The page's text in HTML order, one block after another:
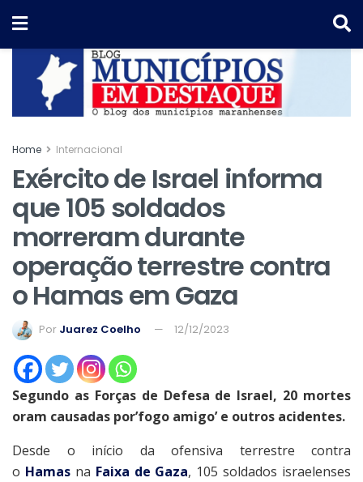
Home Internacional
Exército de Israel informa
que 105 soldados
morreram durante
operação terrestre contra
o Hamas em Gaza
Por Juarez Coelho 12/12/2023
Segundo as Forças de Defesa de Israel, 20 mortes
oram causadas por’fogo amigo’ e outros acidentes.
Desde o início da ofensiva terrestre contra
o Hamasna Faixa de Gaza, 105 soldados israelenses